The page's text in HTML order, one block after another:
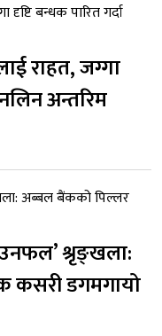
राहत, जग्गा
अन्तरिम
श्रृङ्खला:
कसरी डगमगायो